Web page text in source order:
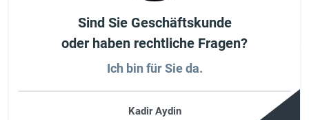
Sind Sie Geschäftskunde
oder haben rechtliche Fragen?
Ich bin für Sie da.
Kadir Aydin